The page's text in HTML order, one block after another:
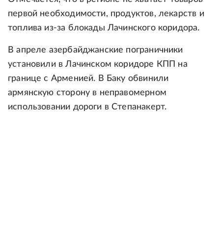
первой необходимости, продуктов, лекарств и
топлива из-за блокады Лачинского коридора.
В апреле азербайджанские пограничники
установили в Лачинском коридоре КПП на
границе с Арменией. В Баку обвинили
армянскую сторону в неправомерном
использовании дороги в Степанакерт.